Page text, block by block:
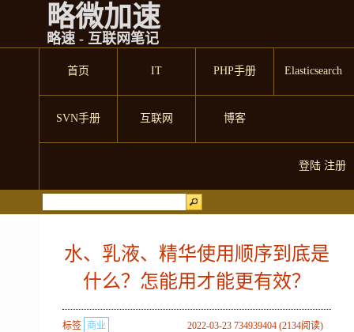
略微加速
略速 - 互联网笔记
首页 IT PHP手册 Elasticsearch
SVN手册 互联网 博客
登陆 注册
水、乳液、精华使用顺序到底是
什么？怎能用才能更有效？
2022-03-23 734939404 (2134阅读)
标签 商业